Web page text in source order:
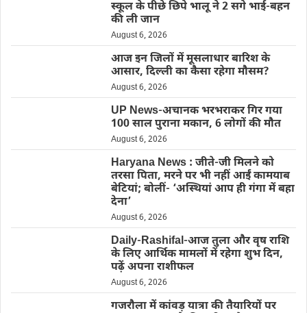
स्कूल के पीछे छिपे भालू ने 2 सगे भाई-बहन
की ली जान
August 6, 2026
आज इन जिलों में मूसलाधार बारिश के
आसार, दिल्ली का कैसा रहेगा मौसम?
August 6, 2026
UP News-अचानक भरभराकर गिर गया
100 साल पुराना मकान, 6 लोगों की मौत
August 6, 2026
Haryana News : जीते-जी मिलने को
तरसा पिता, मरने पर भी नहीं आईं कामयाब
बेटियां; बोलीं- ‘अस्थियां आप ही गंगा में बहा
देना’
August 6, 2026
Daily-Rashifal-आज तुला और वृष राशि
के लिए आर्थिक मामलों में रहेगा शुभ दिन,
पढ़ें अपना राशीफल
August 6, 2026
गजरौला में कांवड़ यात्रा की तैयारियों पर